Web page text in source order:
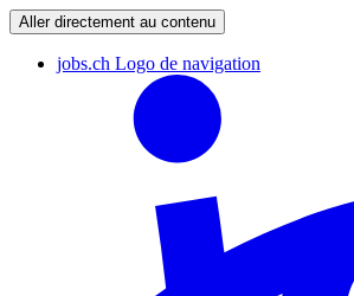
Aller directement au contenu
jobs.ch Logo de navigation